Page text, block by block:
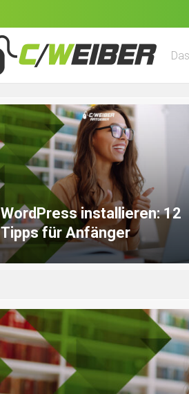
WordPress installieren: 12
Tipps für Anfänger